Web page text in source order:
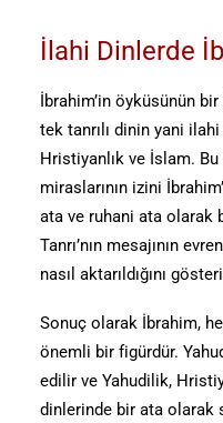
İlahi Dinlerde
İbrahim’in öyküsünün
tek tanrılı dinin yani
Hristiyanlık ve İslam.
miraslarının izini
ata ve ruhani ata olarak
Tanrı’nın mesajının
nasıl aktarıldığını
Sonuç olarak İbrahim,
önemli bir figürdür.
edilir ve Yahudilik,
dinlerinde bir ata olarak